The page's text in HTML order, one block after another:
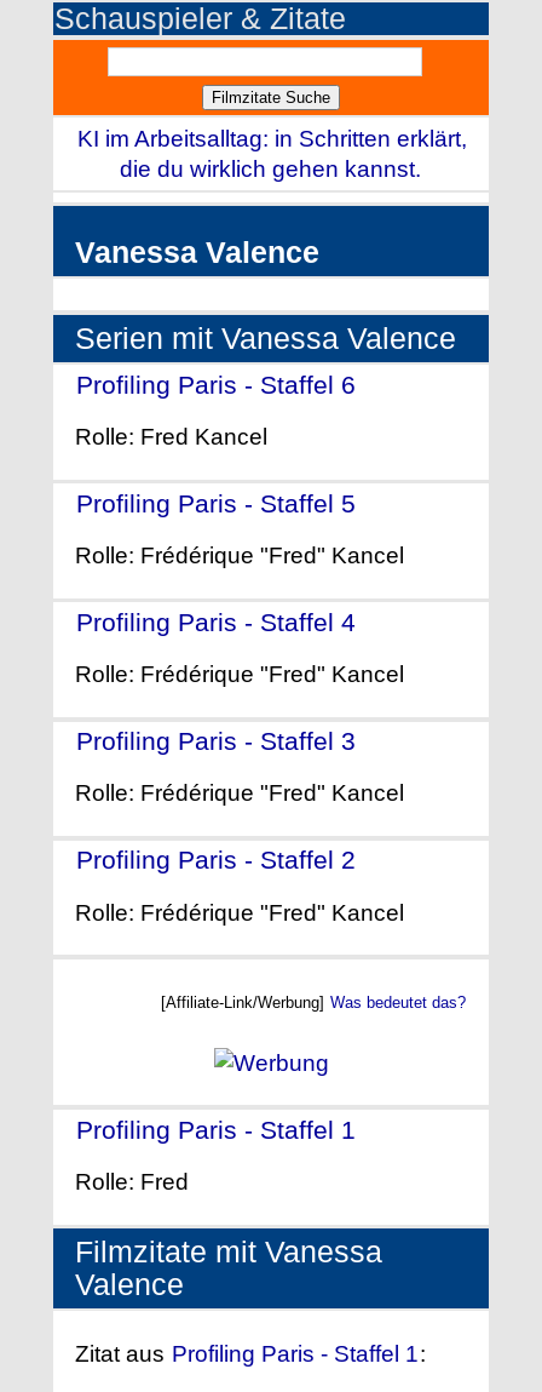
Schauspieler & Zitate
KI im Arbeitsalltag: in Schritten erklärt,
die du wirklich gehen kannst.
Vanessa Valence
Serien mit Vanessa Valence
Profiling Paris - Staffel 6
Rolle: Fred Kancel
Profiling Paris - Staffel 5
Rolle: Frédérique "Fred" Kancel
Profiling Paris - Staffel 4
Rolle: Frédérique "Fred" Kancel
Profiling Paris - Staffel 3
Rolle: Frédérique "Fred" Kancel
Profiling Paris - Staffel 2
Rolle: Frédérique "Fred" Kancel
[Affiliate-Link/Werbung] Was bedeutet das?
Profiling Paris - Staffel 1
Rolle: Fred
Filmzitate mit Vanessa
Valence
Zitat aus Profiling Paris - Staffel 1: